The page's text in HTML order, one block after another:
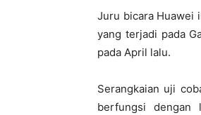
Juru bicara Huawei
yang terjadi pada
pada April lalu.
Serangkaian uji
berfungsi dengan